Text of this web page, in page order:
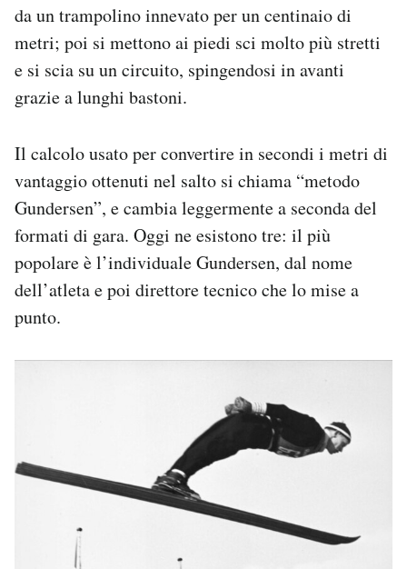
da un trampolino innevato per un centinaio di
metri; poi si mettono ai piedi sci molto più stretti
e si scia su un circuito, spingendosi in avanti
grazie a lunghi bastoni.
Il calcolo usato per convertire in secondi i metri di
vantaggio ottenuti nel salto si chiama “metodo
Gundersen”, e cambia leggermente a seconda del
formati di gara. Oggi ne esistono tre: il più
popolare è l’individuale Gundersen, dal nome
dell’atleta e poi direttore tecnico che lo mise a
punto.